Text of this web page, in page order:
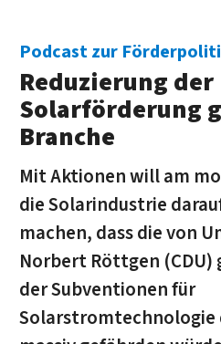
Podcast zur
Reduzierung der
Solarförderung
Branche
Mit Aktionen will am
die Solarindustrie
machen, dass die von
Norbert Röttgen
der Subventionen für
Solarstromtechnologie